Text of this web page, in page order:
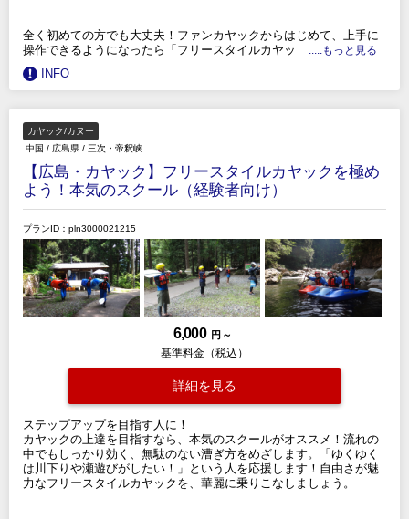
全く初めての方でも大丈夫！ファンカヤックからはじめて、上手に
操作できるようになったら「フリースタイルカヤッ
.....もっと見る
INFO
カヤック/カヌー
中国 / 広島県 / 三次・帝釈峡
【広島・カヤック】フリースタイルカヤックを極め
よう！本気のスクール（経験者向け）
プランID：pln3000021215
6,000 円 ～
基準料金（税込）
詳細を見る
ステップアップを目指す人に！
カヤックの上達を目指すなら、本気のスクールがオススメ！流れの
中でもしっかり効く、無駄のない漕ぎ方をめざします。「ゆくゆく
は川下りや瀬遊びがしたい！」という人を応援します！自由さが魅
力なフリースタイルカヤックを、華麗に乗りこなしましょう。